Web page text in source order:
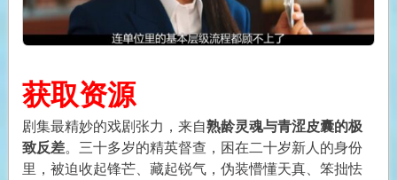
获取资源
剧集最精妙的戏剧张力，来自熟龄灵魂与青涩皮囊的极
致反差。三十多岁的精英督查，困在二十岁新人的身份
里，被迫收起锋芒、藏起锐气，伪装懵懂天真、笨拙怯